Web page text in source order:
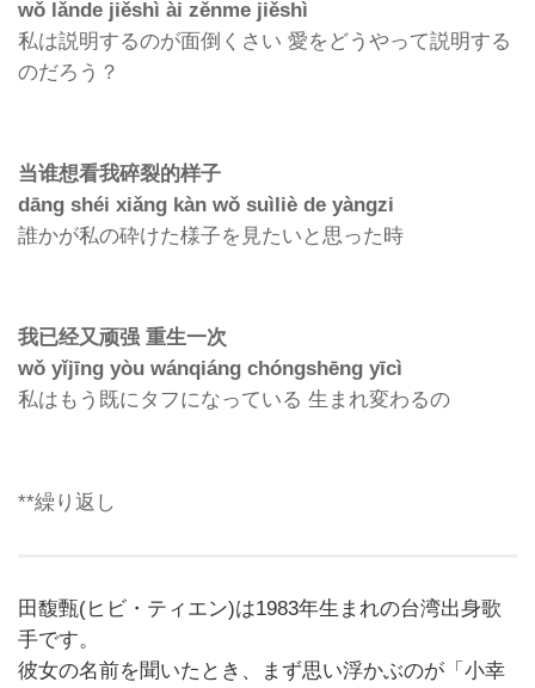
wǒ lǎnde jiěshì ài zěnme jiěshì
私は説明するのが面倒くさい 愛をどうやって説明する
のだろう？
当谁想看我碎裂的样子
dāng shéi xiǎng kàn wǒ suìliè de yàngzi
誰かが私の砕けた様子を見たいと思った時
我已经又顽强 重生一次
wǒ yǐjīng yòu wánqiáng chóngshēng yīcì
私はもう既にタフになっている 生まれ変わるの
**繰り返し
田馥甄(ヒビ・ティエン)は1983年生まれの台湾出身歌
手です。
彼女の名前を聞いたとき、まず思い浮かぶのが「小幸